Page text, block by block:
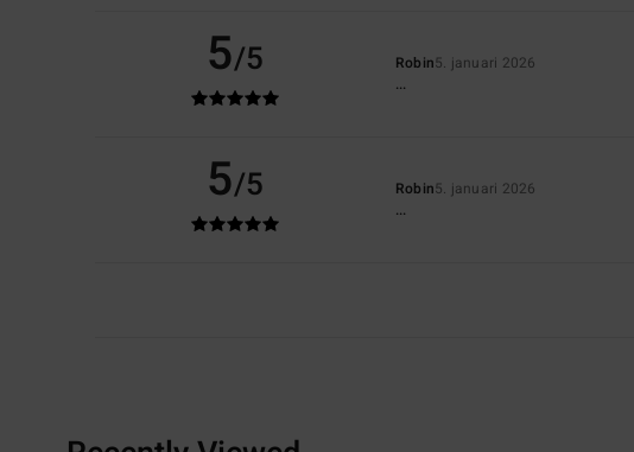
5/5 Robin5. januari 2026
...
5/5 Robin5. januari 2026
...